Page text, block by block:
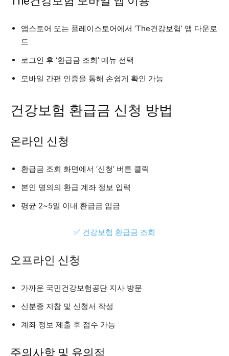
앱스토어 또는 플레이스토어에서 ‘The건강보험’ 앱 다운로
드
로그인 후 ‘환급금 조회’ 메뉴 선택
모바일 간편 인증을 통해 손쉽게 확인 가능
건강보험 환급금 신청 방법
온라인 신청
환급금 조회 화면에서 ‘신청’ 버튼 클릭
본인 명의의 환급 계좌 정보 입력
평균 2~5일 이내 환급금 입금
✅ 건강보험 환급금 조회
오프라인 신청
가까운 국민건강보험공단 지사 방문
신분증 지참 및 신청서 작성
계좌 정보 제출 후 접수 가능
주의사항 및 유의점